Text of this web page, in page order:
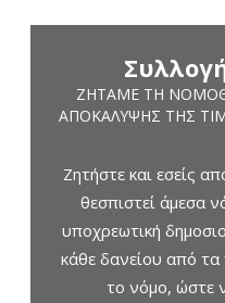
ΖΗΤΆΜΕ ΤΗ
ΑΠΟΚΆΛΥΨΗΣ ΤΗΣ
Ζητήστε και εσείς
θεσπιστεί άμεσα
υποχρεωτική
κάθε δανείου από
το νόμο, ώστε